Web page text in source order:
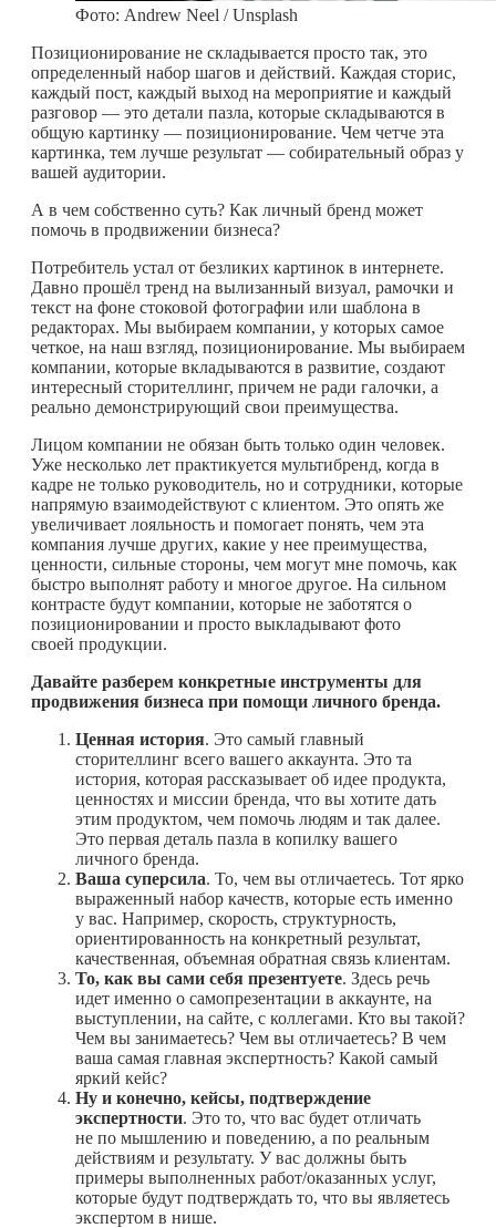
Фото: Andrew Neel / Unsplash
Позиционирование не складывается просто так, это
определенный набор шагов и действий. Каждая сторис,
каждый пост, каждый выход на мероприятие и каждый
разговор — это детали пазла, которые складываются в
общую картинку — позиционирование. Чем четче эта
картинка, тем лучше результат — собирательный образ у
вашей аудитории.
А в чем собственно суть? Как личный бренд может
помочь в продвижении бизнеса?
Потребитель устал от безликих картинок в интернете.
Давно прошёл тренд на вылизанный визуал, рамочки и
текст на фоне стоковой фотографии или шаблона в
редакторах. Мы выбираем компании, у которых самое
четкое, на наш взгляд, позиционирование. Мы выбираем
компании, которые вкладываются в развитие, создают
интересный сторителлинг, причем не ради галочки, а
реально демонстрирующий свои преимущества.
Лицом компании не обязан быть только один человек.
Уже несколько лет практикуется мультибренд, когда в
кадре не только руководитель, но и сотрудники, которые
напрямую взаимодействуют с клиентом. Это опять же
увеличивает лояльность и помогает понять, чем эта
компания лучше других, какие у нее преимущества,
ценности, сильные стороны, чем могут мне помочь, как
быстро выполнят работу и многое другое. На сильном
контрасте будут компании, которые не заботятся о
позиционировании и просто выкладывают фото
своей продукции.
Давайте разберем конкретные инструменты для
продвижения бизнеса при помощи личного бренда.
Ценная история. Это самый главный
сторителлинг всего вашего аккаунта. Это та
история, которая рассказывает об идее продукта,
ценностях и миссии бренда, что вы хотите дать
этим продуктом, чем помочь людям и так далее.
Это первая деталь пазла в копилку вашего
личного бренда.
Ваша суперсила. То, чем вы отличаетесь. Тот ярко
выраженный набор качеств, которые есть именно
у вас. Например, скорость, структурность,
ориентированность на конкретный результат,
качественная, объемная обратная связь клиентам.
То, как вы сами себя презентуете. Здесь речь
идет именно о самопрезентации в аккаунте, на
выступлении, на сайте, с коллегами. Кто вы такой?
Чем вы занимаетесь? Чем вы отличаетесь? В чем
ваша самая главная экспертность? Какой самый
яркий кейс?
Ну и конечно, кейсы, подтверждение
экспертности. Это то, что вас будет отличать
не по мышлению и поведению, а по реальным
действиям и результату. У вас должны быть
примеры выполненных работ/оказанных услуг,
которые будут подтверждать то, что вы являетесь
экспертом в нише.